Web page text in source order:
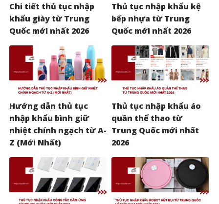
Chi tiết thủ tục nhập
khẩu giày từ Trung
Quốc mới nhất 2026
Thủ tục nhập khẩu kệ
bếp nhựa từ Trung
Quốc mới nhất 2026
Hướng dẫn thủ tục
nhập khẩu bình giữ
nhiệt chính ngạch từ A-
Z (Mới Nhất)
Thủ tục nhập khẩu áo
quần thể thao từ
Trung Quốc mới nhất
2026